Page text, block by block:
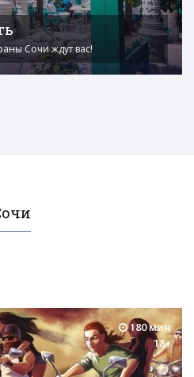
Сочи ждут вас!
180 мин
18+